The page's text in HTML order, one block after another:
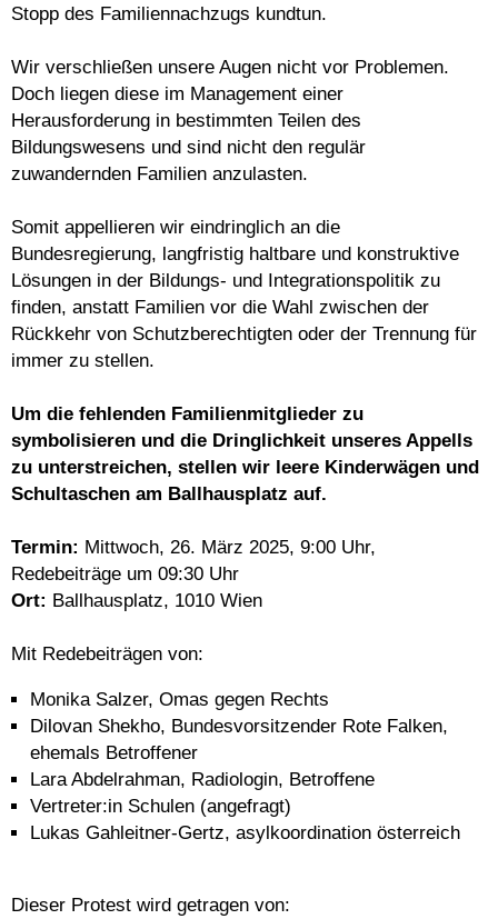
Stopp des Familiennachzugs kundtun.
Wir verschließen unsere Augen nicht vor Problemen.
Doch liegen diese im Management einer
Herausforderung in bestimmten Teilen des
Bildungswesens und sind nicht den regulär
zuwandernden Familien anzulasten.
Somit appellieren wir eindringlich an die
Bundesregierung, langfristig haltbare und konstruktive
Lösungen in der Bildungs- und Integrationspolitik zu
finden, anstatt Familien vor die Wahl zwischen der
Rückkehr von Schutzberechtigten oder der Trennung für
immer zu stellen.
Um die fehlenden Familienmitglieder zu
symbolisieren und die Dringlichkeit unseres Appells
zu unterstreichen, stellen wir leere Kinderwägen und
Schultaschen am Ballhausplatz auf.
Termin: Mittwoch, 26. März 2025, 9:00 Uhr,
Redebeiträge um 09:30 Uhr
Ort: Ballhausplatz, 1010 Wien
Mit Redebeiträgen von:
Monika Salzer, Omas gegen Rechts
Dilovan Shekho, Bundesvorsitzender Rote Falken,
ehemals Betroffener
Lara Abdelrahman, Radiologin, Betroffene
Vertreter:in Schulen (angefragt)
Lukas Gahleitner-Gertz, asylkoordination österreich
Dieser Protest wird getragen von: